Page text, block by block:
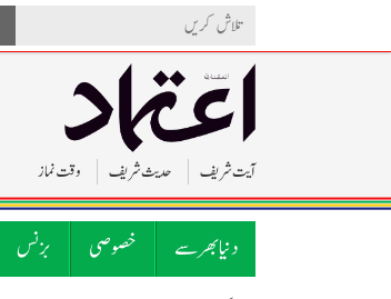
آیت شریف حدیث شریف وقت نماز
دنیا بھر سے خصوصی بزنس